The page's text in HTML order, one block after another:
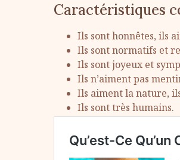
Caractéristiques
Ils sont honnêtes, ils
Ils sont normatifs et
Ils sont joyeux et
Ils n’aiment pas
Ils aiment la nature,
Ils sont très humains.